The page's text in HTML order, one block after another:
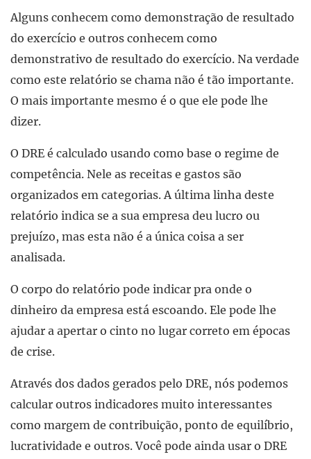
Alguns conhecem como demonstração de resultado
do exercício e outros conhecem como
demonstrativo de resultado do exercício. Na verdade
como este relatório se chama não é tão importante.
O mais importante mesmo é o que ele pode lhe
dizer.
O DRE é calculado usando como base o regime de
competência. Nele as receitas e gastos são
organizados em categorias. A última linha deste
relatório indica se a sua empresa deu lucro ou
prejuízo, mas esta não é a única coisa a ser
analisada.
O corpo do relatório pode indicar pra onde o
dinheiro da empresa está escoando. Ele pode lhe
ajudar a apertar o cinto no lugar correto em épocas
de crise.
Através dos dados gerados pelo DRE, nós podemos
calcular outros indicadores muito interessantes
como margem de contribuição, ponto de equilíbrio,
lucratividade e outros. Você pode ainda usar o DRE